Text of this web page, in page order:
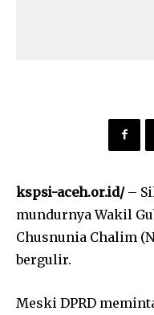
kspsi-aceh.or.id/–
mundurnya Wakil
Chusnunia Chalim
bergulir.
Meski DPRD